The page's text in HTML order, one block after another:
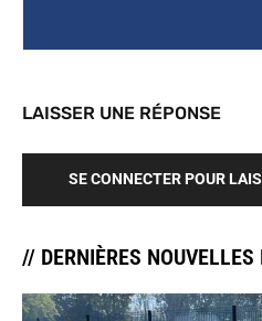
LAISSER UNE RÉPONSE
SE CONNECTER POUR
// DERNIÈRES NOUVELLES